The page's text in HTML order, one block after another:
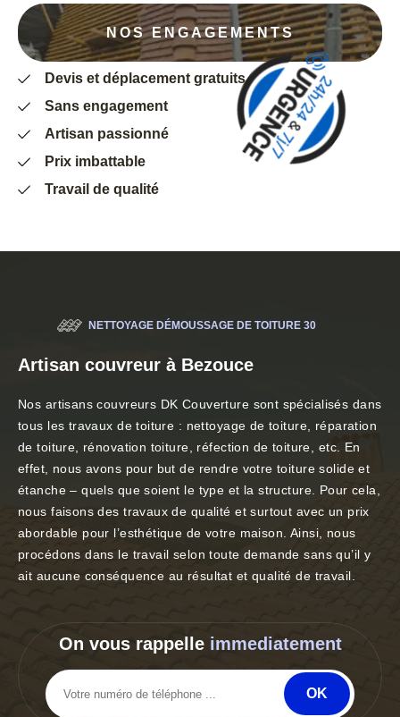
NOS ENGAGEMENTS
Devis et déplacement gratuits
Sans engagement
Artisan passionné
Prix imbattable
Travail de qualité
NETTOYAGE DÉMOUSSAGE DE TOITURE 30
Artisan couvreur à Bezouce
Nos artisans couvreurs DK Couverture sont spécialisés dans
tous les travaux de toiture : nettoyage de toiture, réparation
de toiture, rénovation toiture, réfection de toiture, etc. En
effet, nous avons pour but de rendre votre toiture solide et
étanche – quels que soient le type et la structure. Pour cela,
nous faisons des travaux de qualité et surtout avec un prix
abordable pour l’esthétique de votre maison. Ainsi, nous
procédons dans le travail selon toute demande sans qu’il y
ait aucune conséquence au résultat et qualité de travail.
On vous rappelle immediatement